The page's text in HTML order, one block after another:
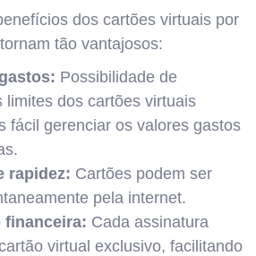
dos cartões virtuais por
tão vantajosos:
Possibilidade de
limites dos cartões virtuais
fácil gerenciar os valores gastos
rapidez: Cartões podem ser
pela internet.
financeira: Cada assinatura
virtual exclusivo, facilitando